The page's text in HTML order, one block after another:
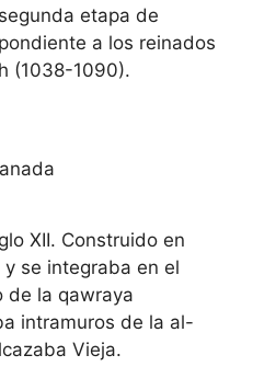
etapa de
a los reinados
(1038-1090).
XII. Construido en
se integraba en el
de la qawraya
intramuros de la al-
Vieja.